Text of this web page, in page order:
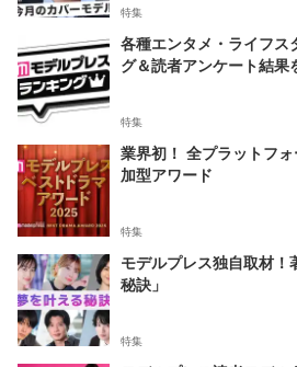
特集
各種エンタメ・ライフス
グ＆読者アンケート結果
特集
業界初！ 全プラットフ
加型アワード
特集
モデルプレス独自取材！
秘訣」
特集